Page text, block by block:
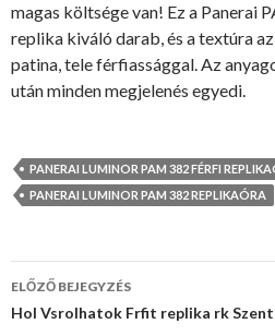
magas költsége van! Ez a Panerai
replika kiváló darab, és a textúra
patina, tele férfiassággal. Az
után minden megjelenés egyedi.
PANERAI LUMINOR PAM 382 FÉRFI
PANERAI LUMINOR PAM 382 REPLIKAÓRA
Bejegyzés
navigáció
ELŐZŐ BEJEGYZÉS
Hol Vsrolhatok Frfit replika rk